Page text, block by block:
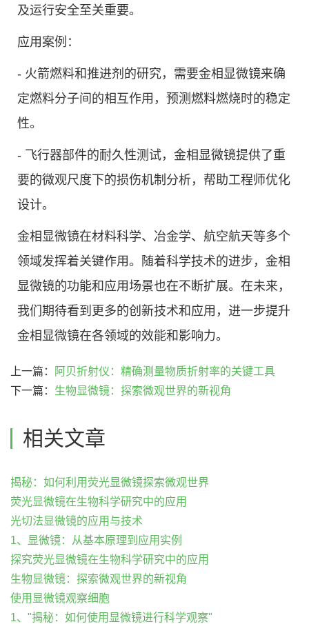
及运行安全至关重要。
应用案例：
- 火箭燃料和推进剂的研究，需要金相显微镜来确
定燃料分子间的相互作用，预测燃料燃烧时的稳定
性。
- 飞行器部件的耐久性测试，金相显微镜提供了重
要的微观尺度下的损伤机制分析，帮助工程师优化
设计。
金相显微镜在材料科学、冶金学、航空航天等多个
领域发挥着关键作用。随着科学技术的进步，金相
显微镜的功能和应用场景也在不断扩展。在未来，
我们期待看到更多的创新技术和应用，进一步提升
金相显微镜在各领域的效能和影响力。
上一篇：
阿贝折射仪：精确测量物质折射率的关键工具
下一篇： 生物显微镜：探索微观世界的新视角
相关文章
揭秘：如何利用荧光显微镜探索微观世界
荧光显微镜在生物科学研究中的应用
光切法显微镜的应用与技术
1、显微镜：从基本原理到应用实例
探究荧光显微镜在生物科学研究中的应用
生物显微镜：探索微观世界的新视角
使用显微镜观察细胞
1、"揭秘：如何使用显微镜进行科学观察"